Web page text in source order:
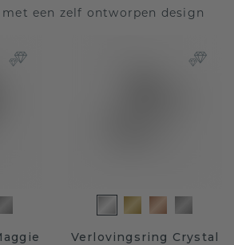
met een zelf ontworpen design
Verlovingsring Crystal